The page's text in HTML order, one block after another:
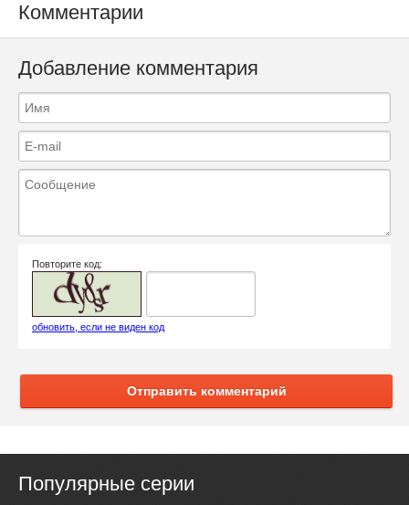
Комментарии
Добавление комментария
Повторите код:
обновить, если не виден код
Отправить комментарий
Популярные серии